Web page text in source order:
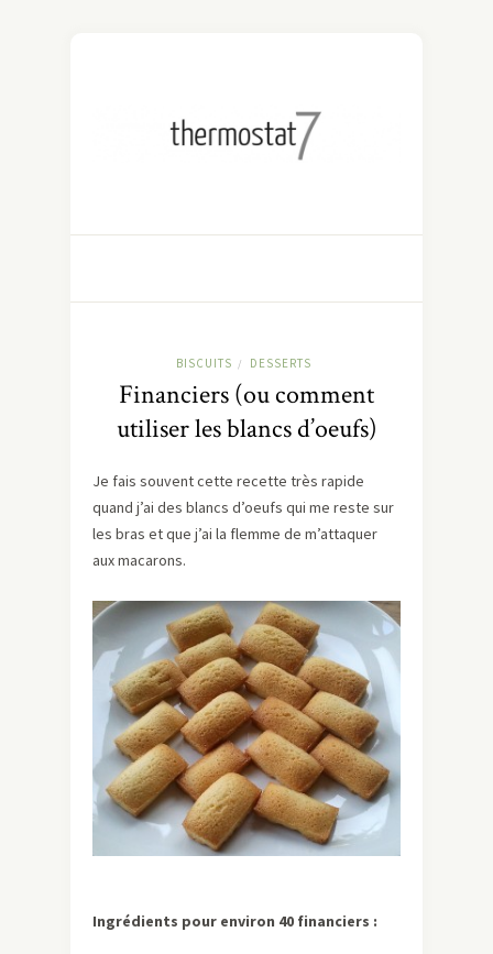
BISCUITS / DESSERTS
Financiers (ou comment
utiliser les blancs d’oeufs)
Je fais souvent cette recette très rapide
quand j’ai des blancs d’oeufs qui me reste sur
les bras et que j’ai la flemme de m’attaquer
aux macarons.
Ingrédients pour environ 40 financiers :